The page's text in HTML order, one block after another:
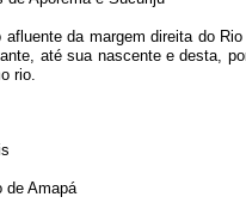
da margem direita do
até sua nascente e desta,
rio.
de Amapá